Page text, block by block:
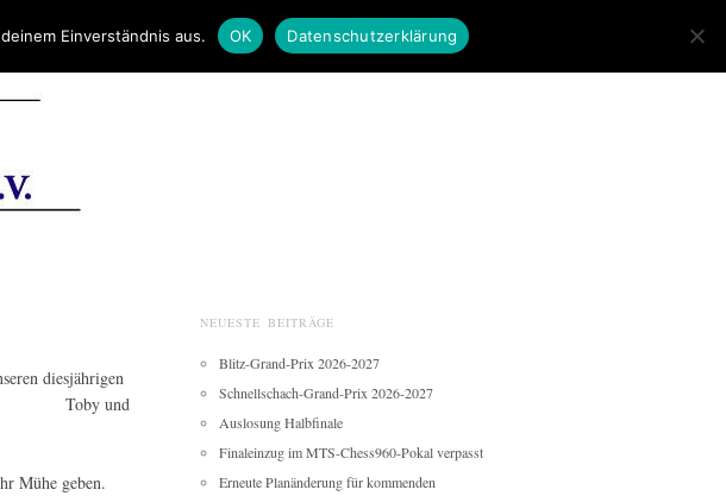
diesjährigen
Toby und
Mühe geben.
NEUESTE BEITRÄGE
Blitz-Grand-Prix 2026-2027
Schnellschach-Grand-Prix 2026-2027
Auslosung Halbfinale
Finaleinzug im MTS-Chess960-Pokal verpasst
Erneute Planänderung für kommenden
Einverständnis aus. OK Datenschutzerklärung